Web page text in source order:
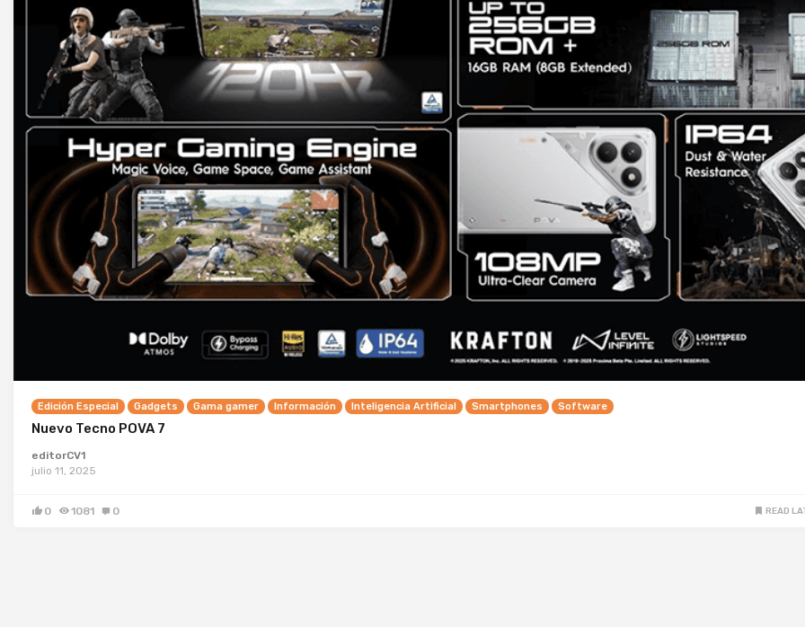
Edición Especial Gadgets Gama gamer Información Inteligencia Artificial Smartphones Software
Nuevo Tecno POVA 7
editorCV1
julio 11, 2025
0 1081 0 READ